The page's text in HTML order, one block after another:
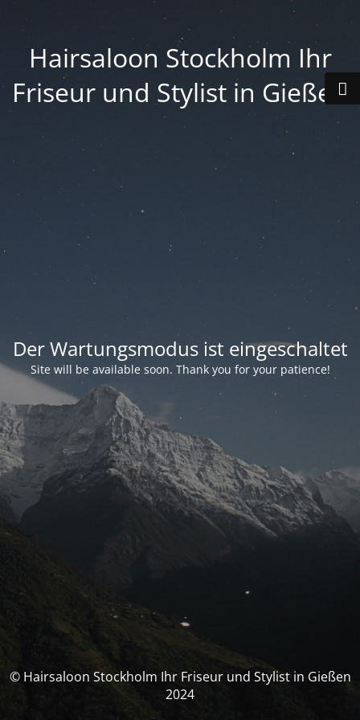
Hairsaloon Stockholm Ihr
Friseur und Stylist in Gießen
Der Wartungsmodus ist eingeschaltet
Site will be available soon. Thank you for your patience!
© Hairsaloon Stockholm Ihr Friseur und Stylist in Gießen
2024